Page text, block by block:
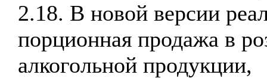
2.18. В новой версии
порционная продажа в
алкогольной продукции,